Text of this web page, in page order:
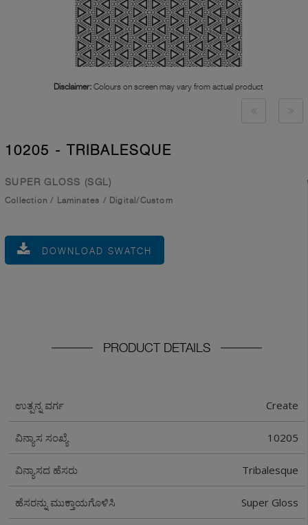
Disclaimer: Colours on screen may vary from actual product
10205 - TRIBALESQUE
SUPER GLOSS (SGL)
Collection / Laminates / Digital/Custom
DOWNLOAD SWATCH
PRODUCT DETAILS
ಉತ್ಪನ್ನ ವರ್ಗ Create
ವಿನ್ಯಾಸ ಸಂಖ್ಯೆ 10205
ವಿನ್ಯಾಸದ ಹೆಸರು Tribalesque
ಹೆಸರನ್ನು ಮುಕ್ತಾಯಗೊಳಿಸಿ Super Gloss